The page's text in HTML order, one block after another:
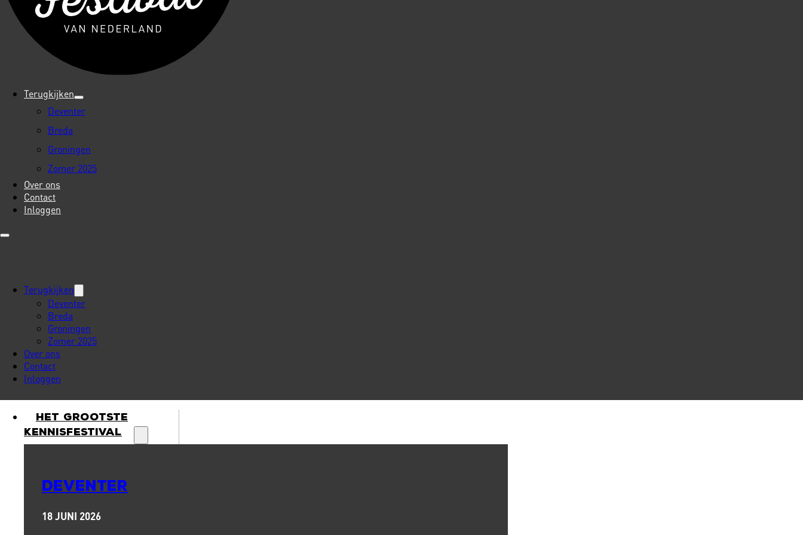
Terugkijken
Deventer
Breda
Groningen
Zomer 2025
Over ons
Contact
Inloggen
Terugkijken
Deventer
Breda
Groningen
Zomer 2025
Over ons
Contact
Inloggen
Het Grootste
Kennisfestival
DEVENTER
18 JUNI 2026